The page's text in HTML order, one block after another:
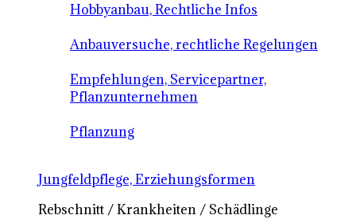
Hobbyanbau, Rechtliche Infos
Anbauversuche, rechtliche Regelungen
Empfehlungen, Servicepartner,
Pflanzunternehmen
Pflanzung
Jungfeldpflege, Erziehungsformen
Rebschnitt / Krankheiten / Schädlinge